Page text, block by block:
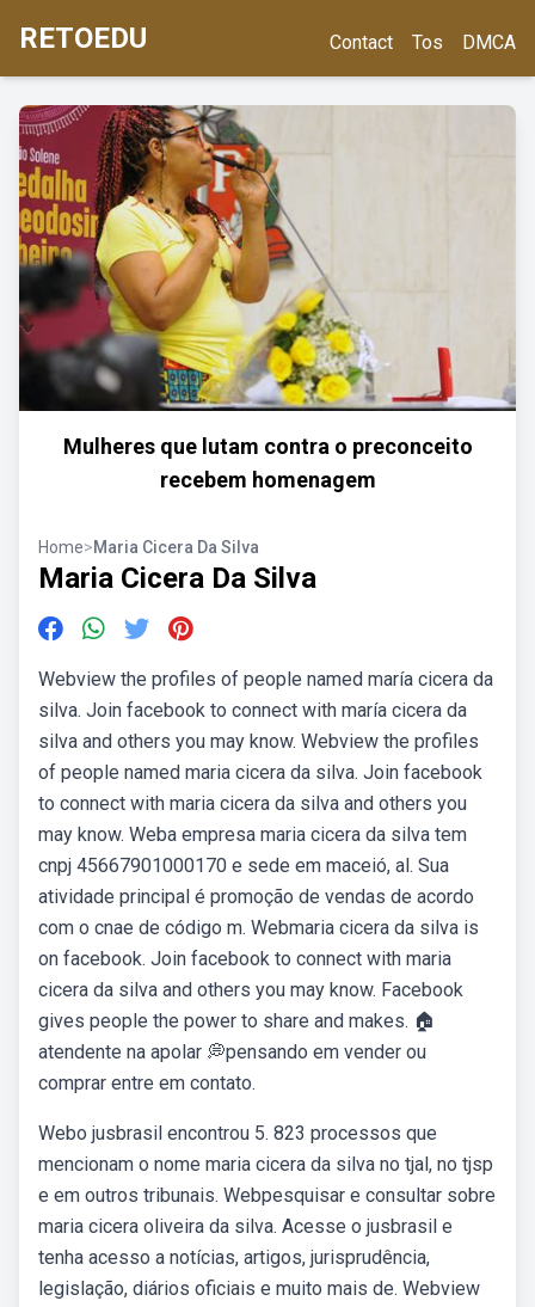
RETOEDU Contact Tos DMCA
Mulheres que lutam contra o preconceito
recebem homenagem
Home>Maria Cicera Da Silva
Maria Cicera Da Silva
Webview the profiles of people named maría cicera da
silva. Join facebook to connect with maría cicera da
silva and others you may know. Webview the profiles
of people named maria cicera da silva. Join facebook
to connect with maria cicera da silva and others you
may know. Weba empresa maria cicera da silva tem
cnpj 45667901000170 e sede em maceió, al. Sua
atividade principal é promoção de vendas de acordo
com o cnae de código m. Webmaria cicera da silva is
on facebook. Join facebook to connect with maria
cicera da silva and others you may know. Facebook
gives people the power to share and makes. 🏠
atendente na apolar 💭pensando em vender ou
comprar entre em contato.
Webo jusbrasil encontrou 5. 823 processos que
mencionam o nome maria cicera da silva no tjal, no tjsp
e em outros tribunais. Webpesquisar e consultar sobre
maria cicera oliveira da silva. Acesse o jusbrasil e
tenha acesso a notícias, artigos, jurisprudência,
legislação, diários oficiais e muito mais de. Webview